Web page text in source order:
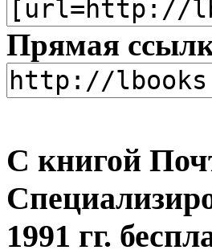
Прямая
С книгой
1991 гг.